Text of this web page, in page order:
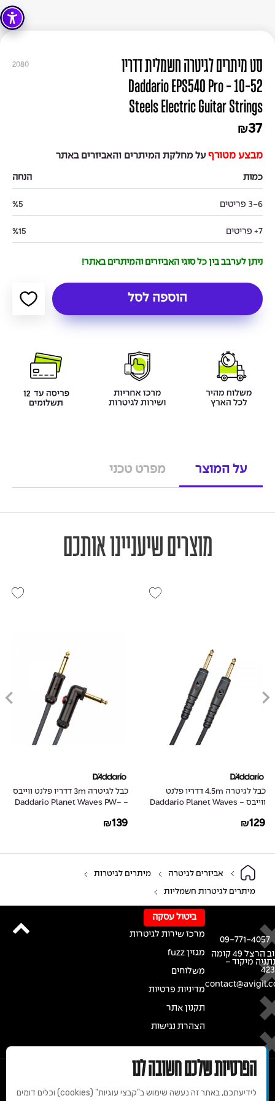
2080
סט מיתרים לגיטרה חשמלית דדריו
10-52 - Daddario EPS540 Pro
Steels Electric Guitar Strings
₪37
מבצע מטורף על מחלקת המיתרים והאביזרים באתר
כמות הנחה
3-6 פריטים %5
7+ פריטים %15
ניתן לערבב בין כל סוגי האביזרים והמיתרים באתר!
הוספה לסל
על המוצר מפרט טכני
מוצרים שיעניינו אותכם
כבל לגיטרה 4.5m דדריו פלנט
ווייבס - Daddario Planet Waves
₪129
כבל לגיטרה 3m דדריו פלנט ווייבס
- Daddario Planet Waves PW-
₪139
אביזרים לגיטרה מיתרים לגיטרות
מיתרים לגיטרות חשמליות
רחוב הרצל 49 קומה
מיקוד -
09-771-4057
ביטול עסקה
מרכז שירות לגיטרות
מגזין fuzz
משלוחים
מדיניות פרטיות
תקנון אתר
הצהרת נגישות
הפרטיות שלכם חשובה לנו
לידיעתכם, באתר זה נעשה שימוש ב"קבצי עוגיות" (cookies) וכלים דומים